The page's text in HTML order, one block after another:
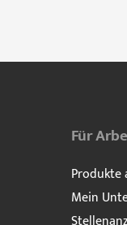
Für
Produkte
Mein